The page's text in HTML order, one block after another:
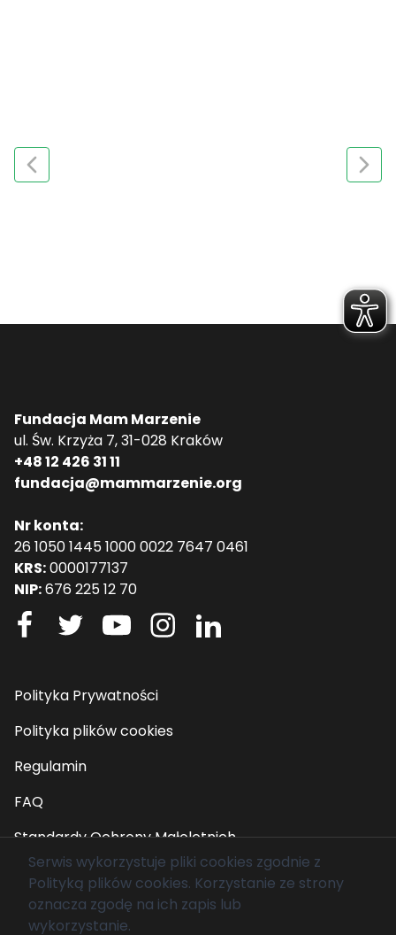
Fundacja Mam Marzenie
ul. Św. Krzyża 7, 31-028 Kraków
+48 12 426 31 11
fundacja@mammarzenie.org
Nr konta:
26 1050 1445 1000 0022 7647 0461
KRS:0000177137
NIP:676 225 12 70
Polityka Prywatności
Polityka plików cookies
Regulamin
FAQ
Standardy Ochrony Małoletnich
© 2026 Fundacja Mam Marzenie. Wszelkie prawa
zastrzeżone.
Serwis wykorzystuje pliki cookies zgodnie z
Polityką plików cookies. Korzystanie ze strony
oznacza zgodę na ich zapis lub
wykorzystanie.